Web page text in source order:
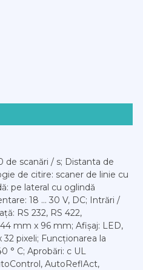
de scanări / s; Distanta de
de citire: scaner de linie cu
pe lateral cu oglindă
18 ... 30 V, DC; Intrări /
RS 232, RS 422,
mm x 96 mm; Afișaj: LED,
pixeli; Funcționarea la
° C; Aprobări: c UL
AutoReflAct,